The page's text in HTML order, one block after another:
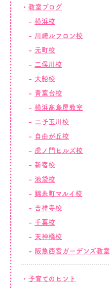
教室ブログ
横浜校
川崎ルフロン校
元町校
二俣川校
大船校
青葉台校
横浜髙島屋教室
二子玉川校
自由が丘校
虎ノ門ヒルズ校
新宿校
池袋校
錦糸町マルイ校
吉祥寺校
千葉校
天神橋校
阪急西宮ガーデンズ教室
子育てのヒント